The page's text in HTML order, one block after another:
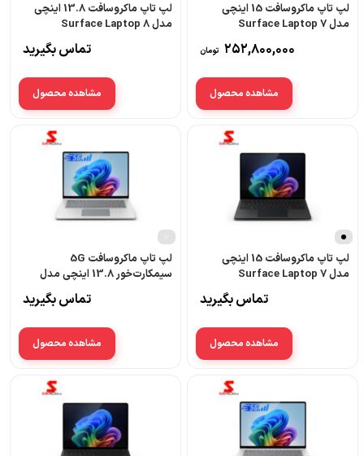
لپ تاپ ماکروسافت 15 اینچی
مدل Surface Laptop 7
Copilot Plus PC Snapdragon
X Elite 16GB 256GB SSD
252,800,000 تومان
مشاهده محصول
لپ تاپ ماکروسافت 13.8 اینچی
مدل Surface Laptop 8
Copilot Plus PC Snapdragon
X Plus 16GB 256GB SSD
تماس بگیرید
مشاهده محصول
لپ تاپ ماکروسافت 15 اینچی
مدل Surface Laptop 7
Copilot Plus PC intel Core
Ultra 7 16GB 256GB SSD
تماس بگیرید
مشاهده محصول
لپ تاپ ماکروسافت 5G
سیمکارت‌خور 13.8 اینچی مدل
Surface Laptop 7 Copilot
Plus PC intel Core Ultra 5
تماس بگیرید
مشاهده محصول